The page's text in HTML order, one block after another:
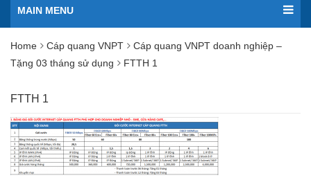
MAIN MENU
Home Cáp quang VNPT
Cáp quang VNPT doanh nghiệp –
Tặng 03 tháng sử dụng
FTTH 1
FTTH 1